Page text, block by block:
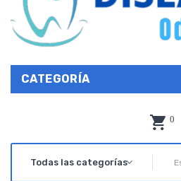
CATEGORÍA
0